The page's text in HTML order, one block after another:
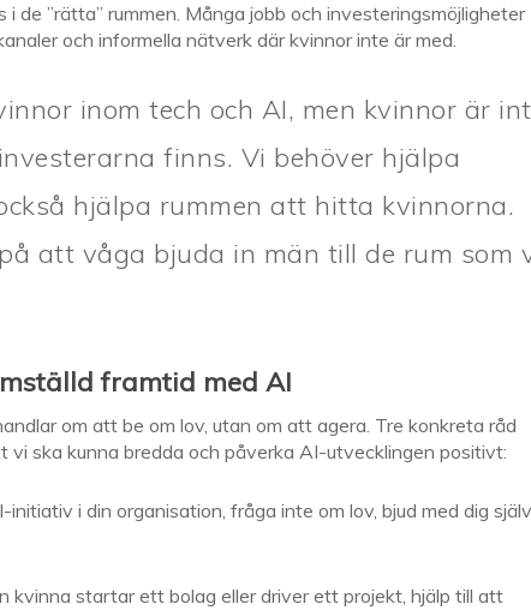
de ”rätta” rummen. Många jobb och investeringsmöjligheter
och informella nätverk där kvinnor inte är med.
inom tech och AI, men kvinnor är
finns. Vi behöver hjälpa
hjälpa rummen att hitta kvinnorna.
att våga bjuda in män till de rum som
framtid med AI
om att be om lov, utan om att agera. Tre konkreta råd
ska kunna bredda och påverka AI-utvecklingen positivt:
i din organisation, fråga inte om lov, bjud med dig själv
kvinna startar ett bolag eller driver ett projekt, hjälp till att